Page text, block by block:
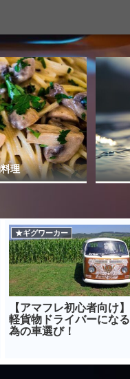
理
★ギグワーカー
【アマフレ初心者向け】
軽貨物ドライバーになる
為の車選び！